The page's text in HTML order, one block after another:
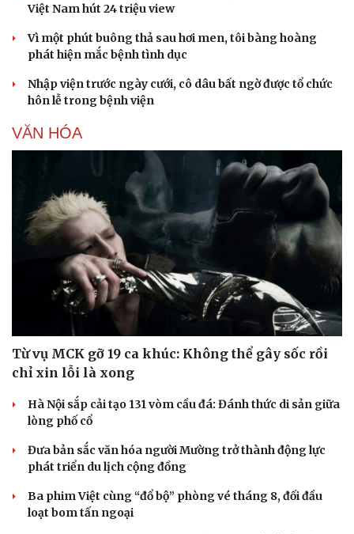
Việt Nam hút 24 triệu view
Vì một phút buông thả sau hơi men, tôi bàng hoàng
phát hiện mắc bệnh tình dục
Nhập viện trước ngày cưới, cô dâu bất ngờ được tổ chức
hôn lễ trong bệnh viện
VĂN HÓA
Từ vụ MCK gỡ 19 ca khúc: Không thể gây sốc rồi
chỉ xin lỗi là xong
Hà Nội sắp cải tạo 131 vòm cầu đá: Đánh thức di sản giữa
lòng phố cổ
Đưa bản sắc văn hóa người Mường trở thành động lực
phát triển du lịch cộng đồng
Ba phim Việt cùng “đổ bộ” phòng vé tháng 8, đối đầu
loạt bom tấn ngoại